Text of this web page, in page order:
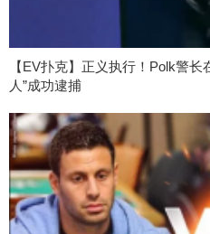
【EV扑克】正义执行！Polk警
人”成功逮捕